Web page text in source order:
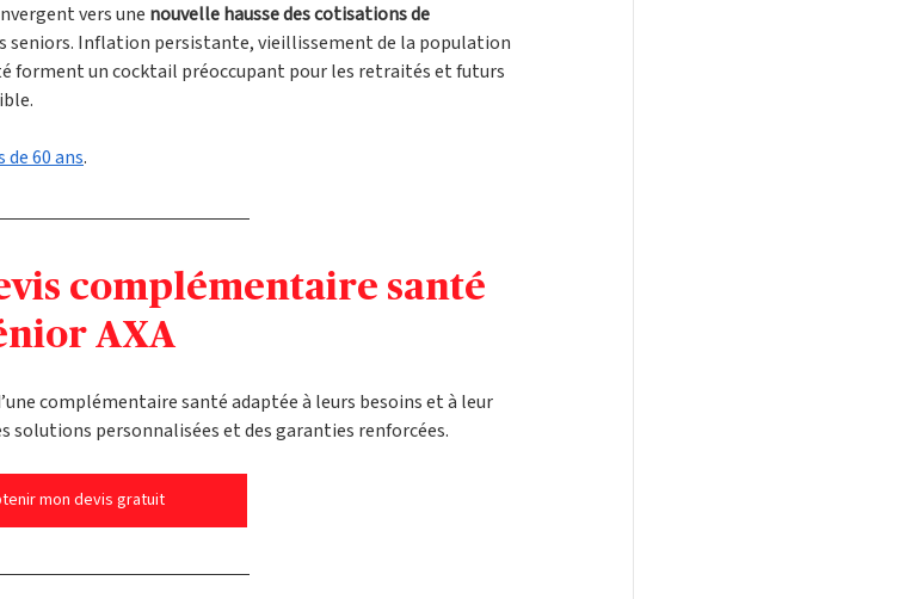
vers une nouvelle hausse des cotisations de
seniors. Inflation persistante, vieillissement de la population
forment un cocktail préoccupant pour les retraités et futurs
60 ans.
complémentaire santé
AXA
complémentaire santé adaptée à leurs besoins et à leur
solutions personnalisées et des garanties renforcées.
mon devis gratuit